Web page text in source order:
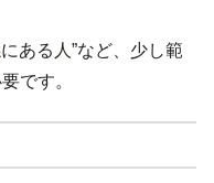
ある人”など、少し範
です。